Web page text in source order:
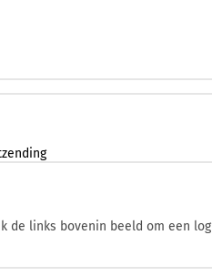
de links bovenin beeld om een